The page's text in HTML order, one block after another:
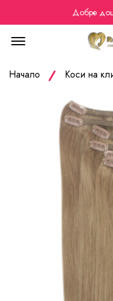
Добре
Начало Коси на